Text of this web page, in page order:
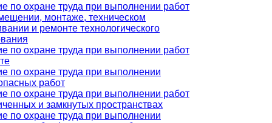
по охране труда при выполнении работ
монтаже, техническом
и ремонте технологического
по охране труда при выполнении работ
по охране труда при выполнении
работ
по охране труда при выполнении работ
и замкнутых пространствах
по охране труда при выполнении